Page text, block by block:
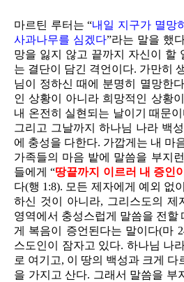
마르틴 루터는 “내일 지구가 멸망
사과나무를 심겠다”라는 말을 했
망을 잃지 않고 끝까지 자신이 할
는 결단이 담긴 격언이다. 가만히
님이 정하신 때에 분명히 멸망한
인 상황이 아니라 희망적인 상황
내 온전히 실현되는 날이기 때문
그리고 그날까지 하나님 나라 백
에 충성을 다한다. 가깝게는 내 마
가족들의 마음 밭에 말씀을 부지
들에게 “땅끝까지 이르러 내 증인
다(행 1:8). 모든 제자에게 예외 없
하신 것이 아니라, 그리스도의 제
영역에서 충성스럽게 말씀을 전할
게 복음이 증언된다는 말이다(마
스도인이 잠자고 있다. 하나님 나
로 여기고, 이 땅의 백성과 크게
을 가지고 산다. 그래서 말씀을 부